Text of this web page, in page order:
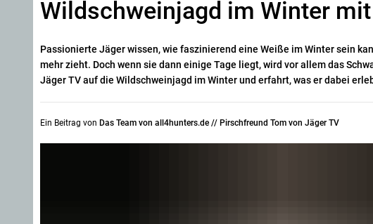
Wildschweinjagd im Winter
Passionierte Jäger wissen, wie faszinierend eine Weiße im Winter sein
mehr zieht. Doch wenn sie dann einige Tage liegt, wird vor allem das
Jäger TV auf die Wildschweinjagd im Winter und erfahrt, was er dabei
Ein Beitrag von Das Team von all4hunters.de // Pirschfreund Tom von Jäger TV